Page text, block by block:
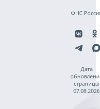
ФНС
Дата
страницы
07.08.2026